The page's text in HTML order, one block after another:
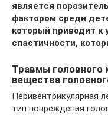
является
фактором среди
который приводит к
спастичности,
Травмы головного
вещества
Перивентрикулярная
тип повреждения